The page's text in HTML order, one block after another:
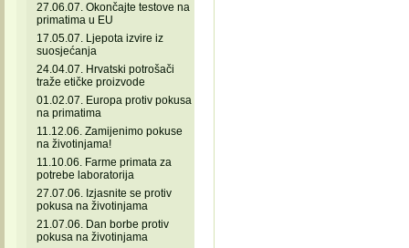
27.06.07. Okončajte testove na
primatima u EU
17.05.07. Ljepota izvire iz
suosjećanja
24.04.07. Hrvatski potrošači
traže etičke proizvode
01.02.07. Europa protiv pokusa
na primatima
11.12.06. Zamijenimo pokuse
na životinjama!
11.10.06. Farme primata za
potrebe laboratorija
27.07.06. Izjasnite se protiv
pokusa na životinjama
21.07.06. Dan borbe protiv
pokusa na životinjama